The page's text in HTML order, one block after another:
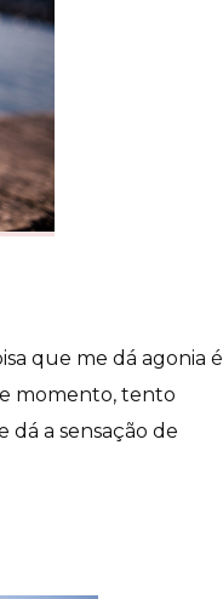
que me dá agonia é
momento, tento
a sensação de